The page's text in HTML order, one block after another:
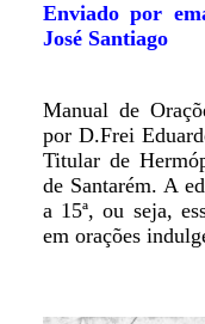
Enviado por
José Santiago
Manual de
por D.Frei
Titular de
de Santarém. A
a 15ª, ou seja,
em orações